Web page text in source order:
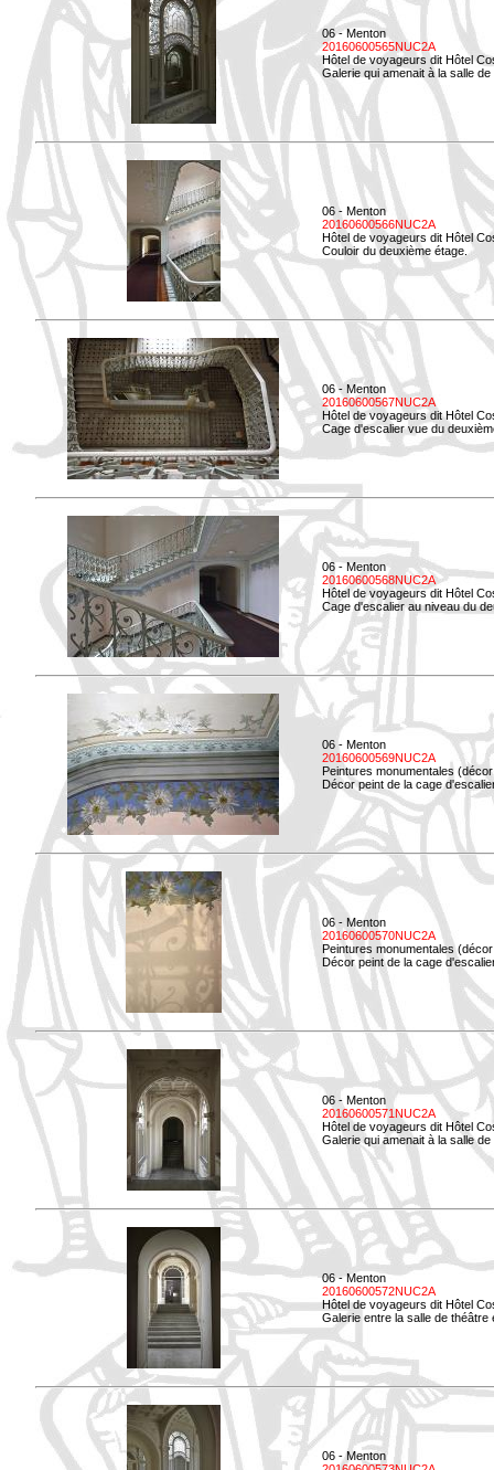
06 - Menton
20160600565NUC2A
Hôtel de voyageurs dit Hôtel
Galerie qui amenait à la salle
06 - Menton
20160600566NUC2A
Hôtel de voyageurs dit Hôtel
Couloir du deuxième étage.
06 - Menton
20160600567NUC2A
Hôtel de voyageurs dit Hôtel
Cage d'escalier vue du
06 - Menton
20160600568NUC2A
Hôtel de voyageurs dit Hôtel
Cage d'escalier au niveau du
06 - Menton
20160600569NUC2A
Peintures monumentales
Décor peint de la cage
06 - Menton
20160600570NUC2A
Peintures monumentales
Décor peint de la cage
06 - Menton
20160600571NUC2A
Hôtel de voyageurs dit Hôtel
Galerie qui amenait à la salle de
06 - Menton
20160600572NUC2A
Hôtel de voyageurs dit Hôtel
Galerie entre la salle de théâtre
06 - Menton